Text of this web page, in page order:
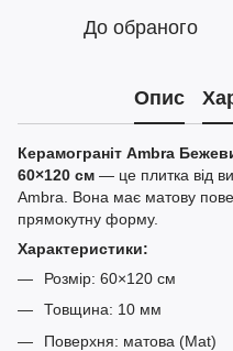
До обраного
Опис
Керамограніт Ambra
60×120 см — це плитка від
Ambra. Вона має матову
прямокутну форму.
Характеристики:
Розмір: 60×120 см
Товщина: 10 мм
Поверхня: матова (Mat)